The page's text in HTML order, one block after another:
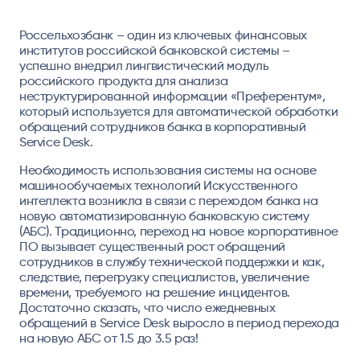
Россельхозбанк – один из ключевых финансовых
институтов российской банковской системы –
успешно внедрил лингвистический модуль
российского продукта для анализа
неструктурированной информации «Преферентум»,
который используется для автоматической обработки
обращений сотрудников банка в корпоративный
Service Desk.
Необходимость использования системы на основе
машинообучаемых технологий Искусственного
интеллекта возникла в связи с переходом банка на
новую автоматизированную банковскую систему
(АБС). Традиционно, переход на новое корпоративное
ПО вызывает существенный рост обращений
сотрудников в службу технической поддержки и как,
следствие, перегрузку специалистов, увеличение
времени, требуемого на решение инцидентов.
Достаточно сказать, что число ежедневных
обращений в Service Desk выросло в период перехода
на новую АБС от 1.5 до 3.5 раз!